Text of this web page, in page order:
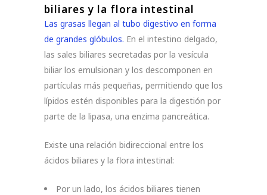
biliares y la flora intestinal
Las grasas llegan al tubo digestivo en forma
de grandes glóbulos. En el intestino delgado,
las sales biliares secretadas por la vesícula
biliar los emulsionan y los descomponen en
partículas más pequeñas, permitiendo que los
lípidos estén disponibles para la digestión por
parte de la lipasa, una enzima pancreática.
Existe una relación bidireccional entre los
ácidos biliares y la flora intestinal:
Por un lado, los ácidos biliares tienen